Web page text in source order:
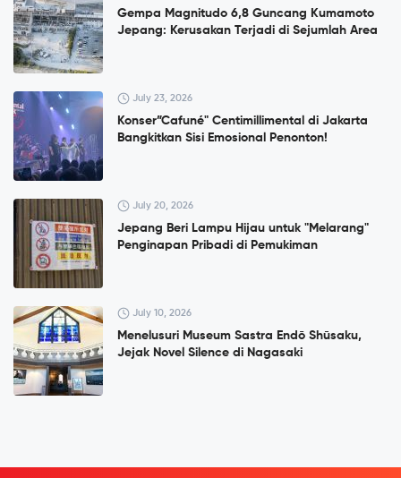
Gempa Magnitudo 6,8 Guncang Kumamoto
Jepang: Kerusakan Terjadi di Sejumlah Area
July 23, 2026
Konser”Cafuné" Centimillimental di Jakarta
Bangkitkan Sisi Emosional Penonton!
July 20, 2026
Jepang Beri Lampu Hijau untuk "Melarang"
Penginapan Pribadi di Pemukiman
July 10, 2026
Menelusuri Museum Sastra Endō Shūsaku,
Jejak Novel Silence di Nagasaki